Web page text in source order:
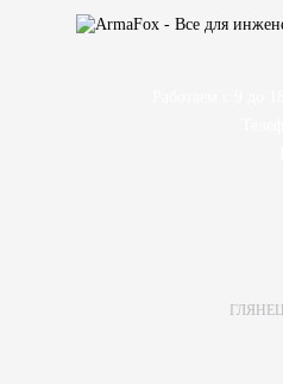
ГЛЯНЕЦ